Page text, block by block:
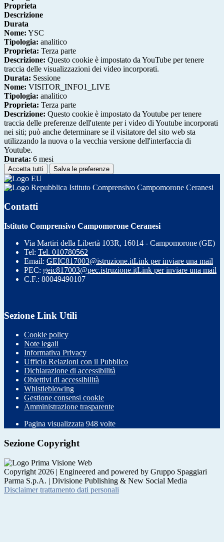
Proprieta
Descrizione
Durata
Nome: YSC
Tipologia: analitico
Proprieta: Terza parte
Descrizione: Questo cookie è impostato da YouTube per tenere
traccia delle visualizzazioni dei video incorporati.
Durata: Sessione
Nome: VISITOR_INFO1_LIVE
Tipologia: analitico
Proprieta: Terza parte
Descrizione: Questo cookie è impostato da Youtube per tenere
traccia delle preferenze dell'utente per i video di Youtube incorporati
nei siti; può anche determinare se il visitatore del sito web sta
utilizzando la nuova o la vecchia versione dell'interfaccia di
Youtube.
Durata: 6 mesi
Accetta tutti Salva le preferenze
Istituto Comprensivo Campomorone Ceranesi
Contatti
Istituto Comprensivo Campomorone Ceranesi
Via Martiri della Libertà 103R, 16014 - Campomorone (GE)
Tel: Tel. 010780562
Email: GEIC817003@istruzione.itLink per inviare una mail
PEC: geic817003@pec.istruzione.itLink per inviare una mail
C.F.: 80049490107
Sezione Link Utili
Cookie policy
Note legali
Informativa Privacy
Ufficio Relazioni con il Pubblico
Dichiarazione di accessibilità
Obiettivi di accessibilità
Whistleblowing
Gestione consensi cookie
Amministrazione trasparente
Pagina visualizzata 948 volte
Sezione Copyright
Copyright 2026 | Engineered and powered by Gruppo Spaggiari
Parma S.p.A. | Divisione Publishing & New Social Media
Disclaimer trattamento dati personali